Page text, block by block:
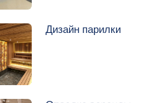
Дизайн парилки